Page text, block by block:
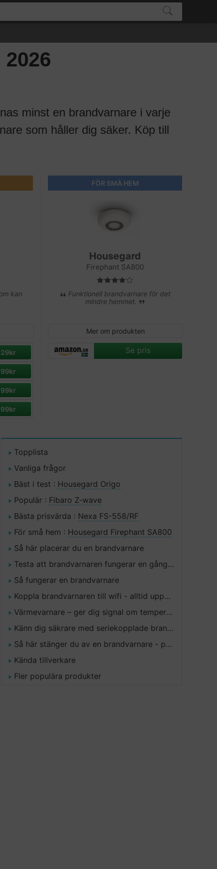
minst en brandvarnare i varje
som håller dig säker. Köp till
kan
FÖR SMÅ HEM
Housegard
Firephant SA800
Funktionell brandvarnare för det
mindre hemmet.
Mer om produkten
Se pris
Topplista
Vanliga frågor
Bäst i test : Housegard Origo
Populär : Fibaro Z-wave
Bästa prisvärda : Nexa FS-558/RF
För små hem : Housegard Firephant SA800
Så här placerar du en brandvarnare
Testa att brandvarnaren fungerar en gång i månaden
Så fungerar en brandvarnare
Koppla brandvarnaren till wifi - alltid uppdaterad
Värmevarnare – ger dig signal om temperaturen stiger
Känn dig säkrare med seriekopplade brandvarnare
Så här stänger du av en brandvarnare - pausfunktion
Kända tillverkare
Fler populära produkter